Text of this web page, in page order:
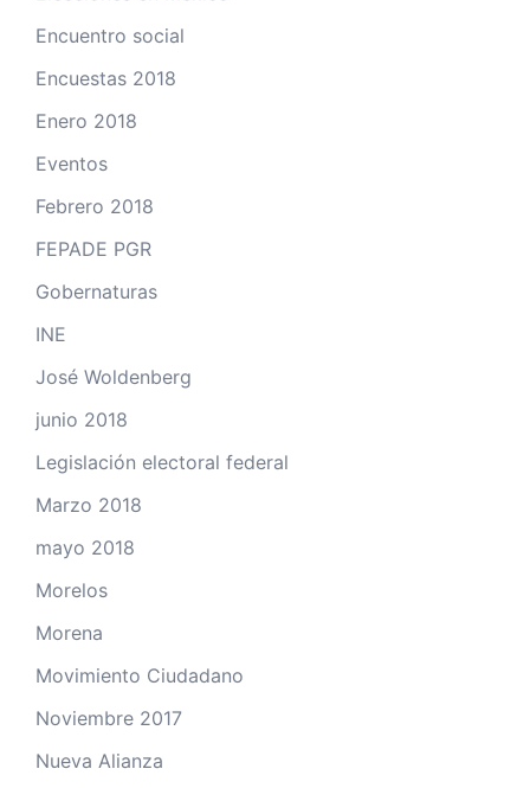
Encuentro social
Encuestas 2018
Enero 2018
Eventos
Febrero 2018
FEPADE PGR
Gobernaturas
INE
José Woldenberg
junio 2018
Legislación electoral federal
Marzo 2018
mayo 2018
Morelos
Morena
Movimiento Ciudadano
Noviembre 2017
Nueva Alianza